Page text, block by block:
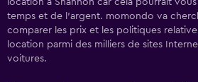
location à Shannon car cela pourrait
temps et de l'argent. momondo va
comparer les prix et les politiques
location parmi des milliers de sites
voitures.